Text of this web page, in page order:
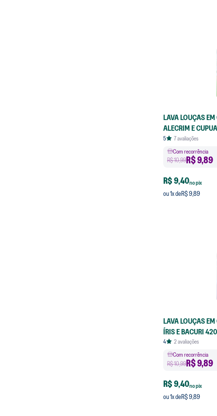
LAVA LOUÇAS
ALECRIM E
5 7avaliações
Com recorrência
R$ 10,99R$9,89
R$ 9,40no pix
ou1x deR$ 9,89
LAVA LOUÇAS
ÍRIS E BACURI
4 2 avaliações
Com recorrência
R$ 10,99R$9,89
R$ 9,40no pix
ou1x deR$ 9,89